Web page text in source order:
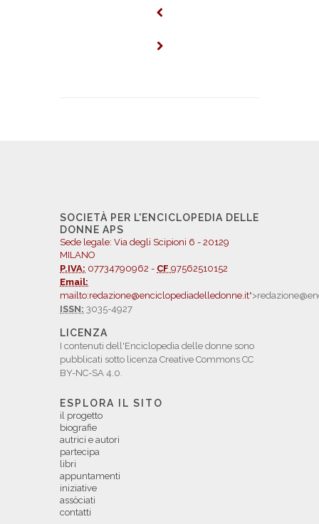
SOCIETÀ PER L'ENCICLOPEDIA DELLE
DONNE APS
Sede legale: Via degli Scipioni 6 - 20129
MILANO
P.IVA: 07734790962 - CF 97562510152
Email:
mailto:redazione@enciclopediadelledonne.it
ISSN: 3035-4927
LICENZA
I contenuti dell'Enciclopedia delle donne sono
pubblicati sotto licenza Creative Commons CC
BY-NC-SA 4.0.
ESPLORA IL SITO
il progetto
biografie
autrici e autori
partecipa
libri
appuntamenti
iniziative
assòciati
contatti